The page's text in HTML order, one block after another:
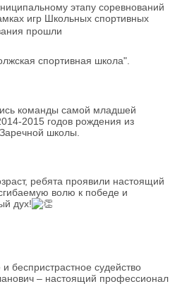
этапу соревнований
игр Школьных спортивных
прошли
спортивная школа".
команды самой младшей
2015 годов рождения из
школы.
ребята проявили настоящий
волю к победе и
дух!
беспристрастное судейство
– настоящий профессионал